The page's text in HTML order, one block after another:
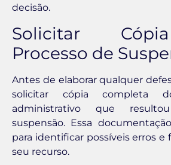
decisão.
Solicitar
Processo de
Antes de elaborar qualquer
solicitar cópia completa
administrativo que
suspensão. Essa
para identificar possíveis erros
seu recurso.